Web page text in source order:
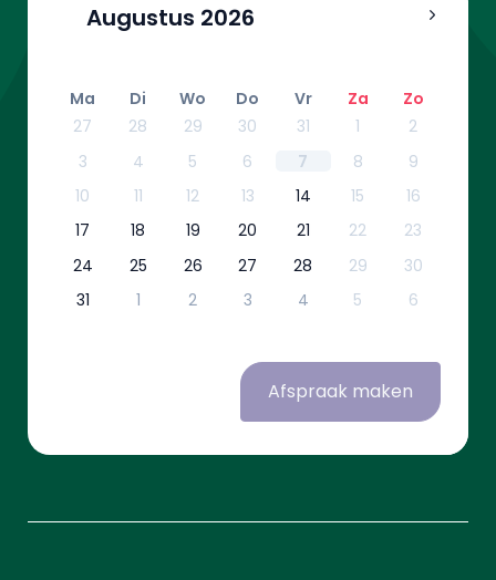
Augustus 2026
Ma Di Wo Do Vr Za
Zo
27
28 29 30 31 1
2
3
4 5 6 7 8
9
10
11 12 13 14 15
16
17
18 19 20 21 22
23
24
25 26 27 28 29
30
31
1 2 3 4 5 6
Afspraak maken